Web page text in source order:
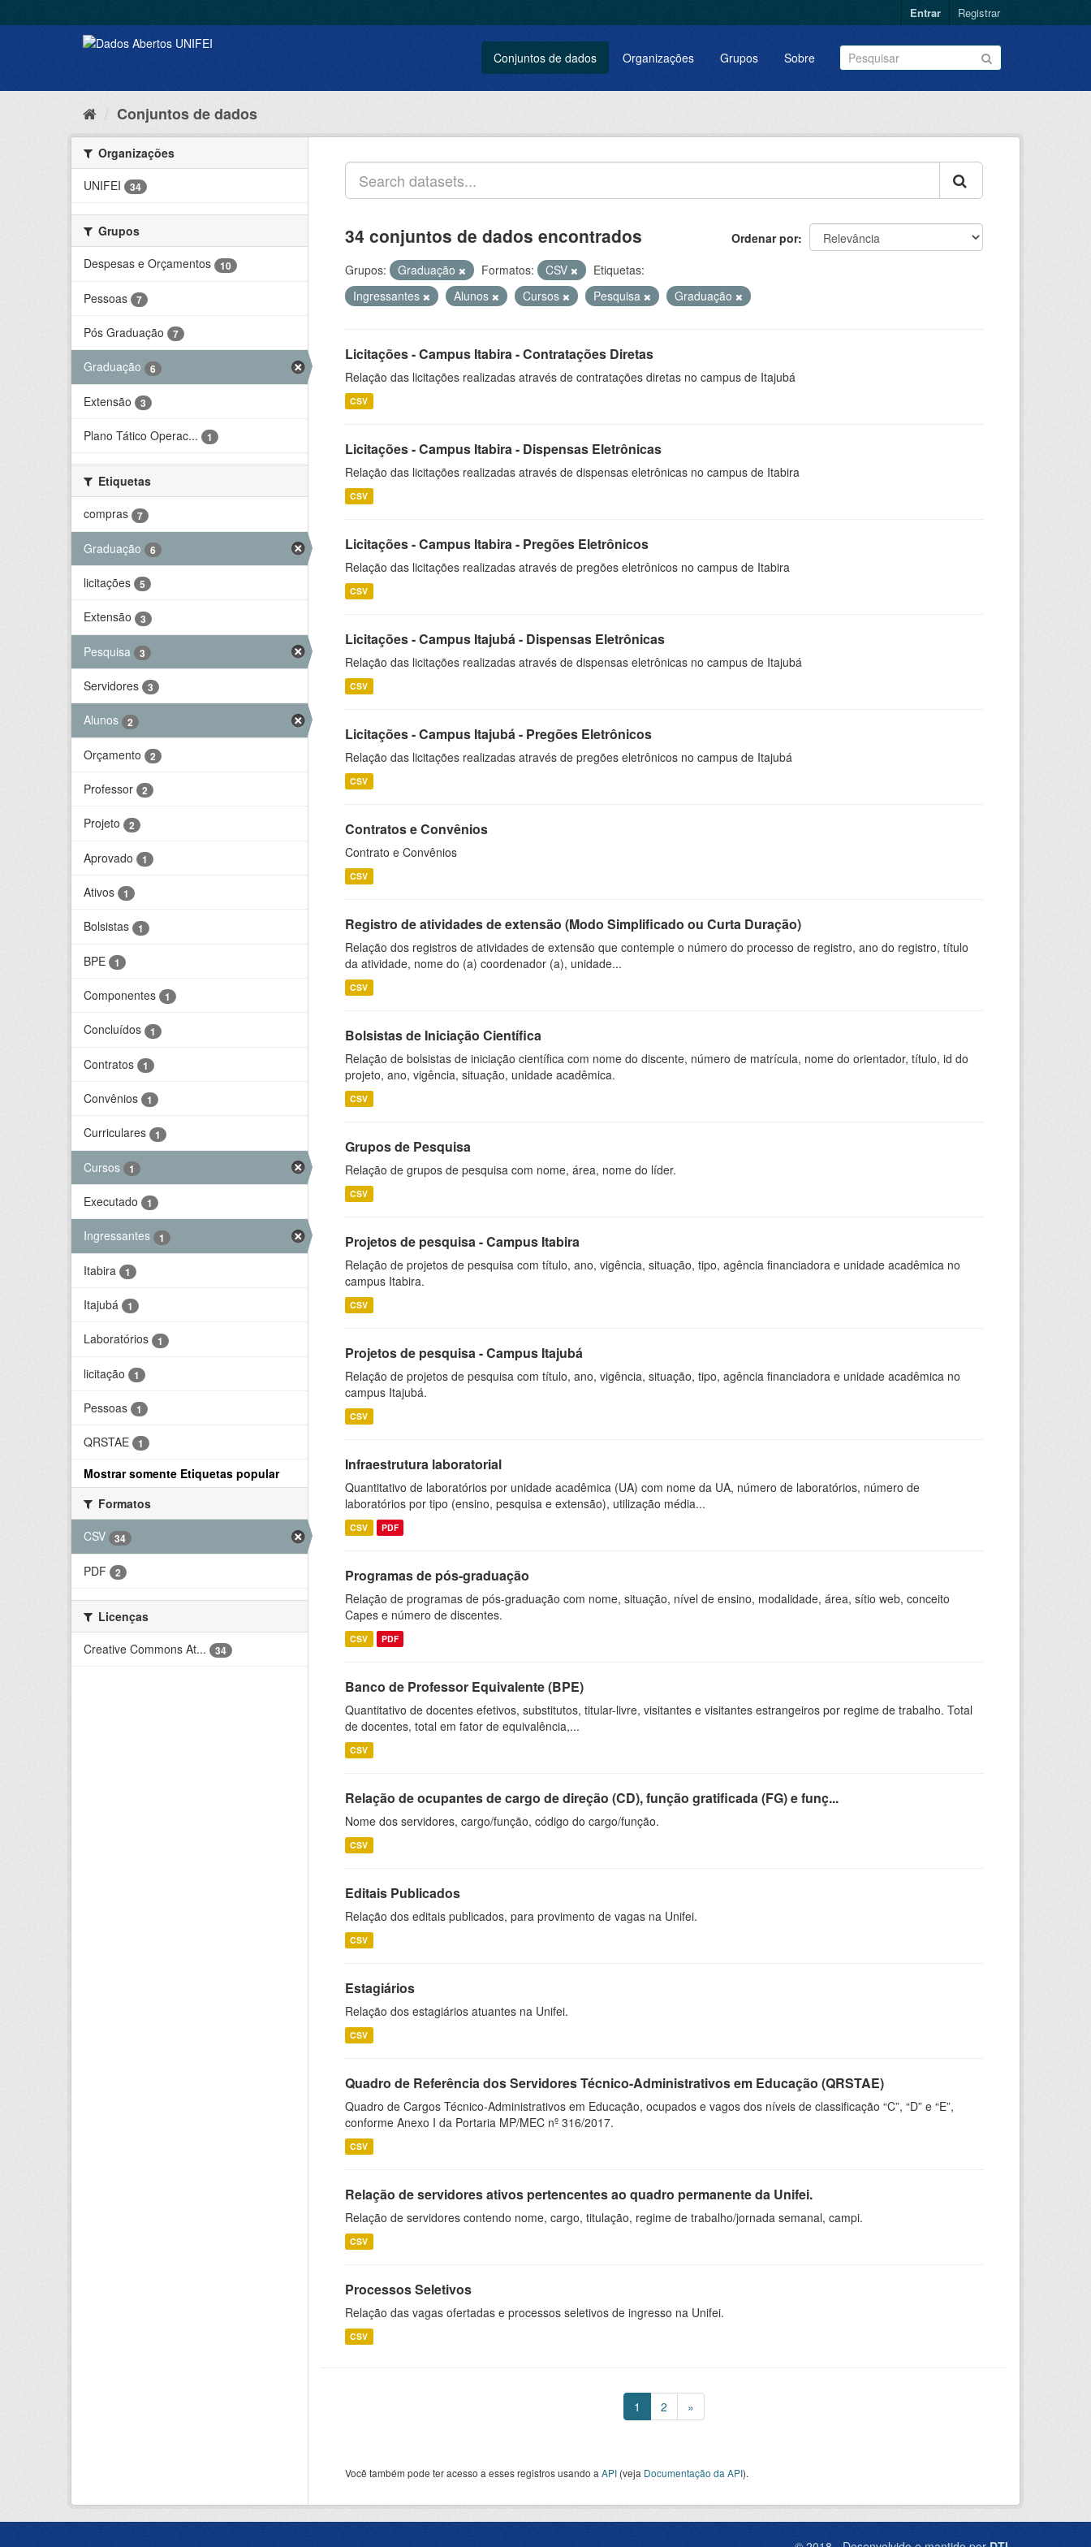
Entrar Registrar
Conjuntos de dados Organizações Grupos Sobre
Conjuntos de dados
Organizações
UNIFEI
34
Grupos
Despesas e Orçamentos
10
Pessoas 7
Pós Graduação 7
Graduação 6
Extensão 3
Plano Tático Operac... 1
Etiquetas
compras
7
Graduação 6
licitações 5
Extensão 3
Pesquisa 3
Servidores 3
Alunos 2
Orçamento 2
Professor 2
Projeto 2
Aprovado 1
Ativos 1
Bolsistas 1
BPE 1
Componentes 1
Concluídos 1
Contratos 1
Convênios 1
Curriculares 1
Cursos 1
Executado 1
Ingressantes 1
Itabira 1
Itajubá 1
Laboratórios 1
licitação 1
Pessoas 1
QRSTAE 1
Mostrar somente Etiquetas popular
Formatos
CSV
34
PDF 2
Licenças
Creative Commons At...
34
Ordenar por
34 conjuntos de dados encontrados
Grupos: Graduação Formatos: CSV
Etiquetas:
Ingressantes
Alunos Cursos Pesquisa Graduação
Licitações - Campus Itabira - Contratações Diretas
Relação das licitações realizadas através de contratações diretas no campus de Itajubá
CSV
Licitações - Campus Itabira - Dispensas Eletrônicas
Relação das licitações realizadas através de dispensas eletrônicas no campus de Itabira
CSV
Licitações - Campus Itabira - Pregões Eletrônicos
Relação das licitações realizadas através de pregões eletrônicos no campus de Itabira
CSV
Licitações - Campus Itajubá - Dispensas Eletrônicas
Relação das licitações realizadas através de dispensas eletrônicas no campus de Itajubá
CSV
Licitações - Campus Itajubá - Pregões Eletrônicos
Relação das licitações realizadas através de pregões eletrônicos no campus de Itajubá
CSV
Contratos e Convênios
Contrato e Convênios
CSV
Registro de atividades de extensão (Modo Simplificado ou Curta Duração)
Relação dos registros de atividades de extensão que contemple o número do processo de registro, ano do registro, título
da atividade, nome do (a) coordenador (a), unidade...
CSV
Bolsistas de Iniciação Científica
Relação de bolsistas de iniciação científica com nome do discente, número de matrícula, nome do orientador, título, id do
projeto, ano, vigência, situação, unidade acadêmica.
CSV
Grupos de Pesquisa
Relação de grupos de pesquisa com nome, área, nome do líder.
CSV
Projetos de pesquisa - Campus Itabira
Relação de projetos de pesquisa com título, ano, vigência, situação, tipo, agência financiadora e unidade acadêmica no
campus Itabira.
CSV
Projetos de pesquisa - Campus Itajubá
Relação de projetos de pesquisa com título, ano, vigência, situação, tipo, agência financiadora e unidade acadêmica no
campus Itajubá.
CSV
Infraestrutura laboratorial
Quantitativo de laboratórios por unidade acadêmica (UA) com nome da UA, número de laboratórios, número de
laboratórios por tipo (ensino, pesquisa e extensão), utilização média...
CSV PDF
Programas de pós-graduação
Relação de programas de pós-graduação com nome, situação, nível de ensino, modalidade, área, sítio web, conceito
Capes e número de discentes.
CSV PDF
Banco de Professor Equivalente (BPE)
Quantitativo de docentes efetivos, substitutos, titular-livre, visitantes e visitantes estrangeiros por regime de trabalho. Total
de docentes, total em fator de equivalência,...
CSV
Relação de ocupantes de cargo de direção (CD), função gratificada (FG) e funç...
Nome dos servidores, cargo/função, código do cargo/função.
CSV
Editais Publicados
Relação dos editais publicados, para provimento de vagas na Unifei.
CSV
Estagiários
Relação dos estagiários atuantes na Unifei.
CSV
Quadro de Referência dos Servidores Técnico-Administrativos em Educação (QRSTAE)
Quadro de Cargos Técnico-Administrativos em Educação, ocupados e vagos dos níveis de classificação “C”, “D” e “E”,
conforme Anexo I da Portaria MP/MEC nº 316/2017.
CSV
Relação de servidores ativos pertencentes ao quadro permanente da Unifei.
Relação de servidores contendo nome, cargo, titulação, regime de trabalho/jornada semanal, campi.
CSV
Processos Seletivos
Relação das vagas ofertadas e processos seletivos de ingresso na Unifei.
CSV
1 2 »
Você também pode ter acesso a esses registros usando a API (veja Documentação da API).